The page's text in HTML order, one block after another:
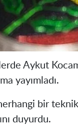
Aykut
yayımladı.
bir
duyurdu.